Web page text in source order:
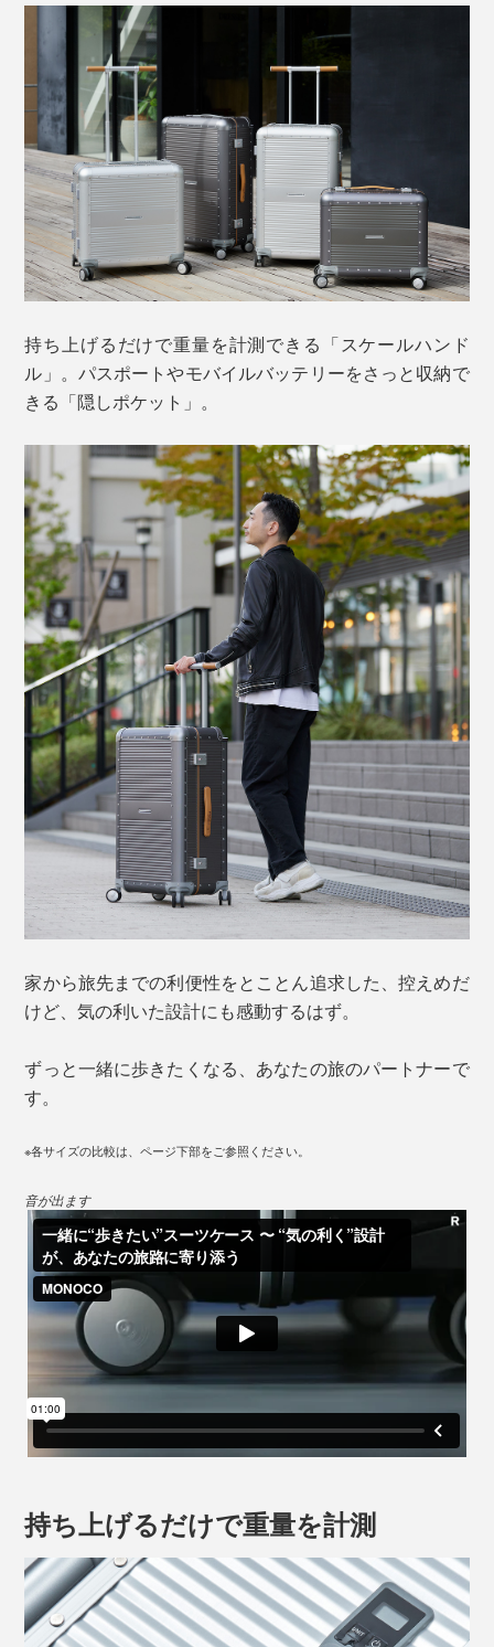
持ち上げるだけで重量を計測できる「スケールハンド
ル」。パスポートやモバイルバッテリーをさっと収納で
きる「隠しポケット」。
家から旅先までの利便性をとことん追求した、控えめだ
けど、気の利いた設計にも感動するはず。
ずっと一緒に歩きたくなる、あなたの旅のパートナーで
す。
※各サイズの比較は、ページ下部をご参照ください。
音が出ます
持ち上げるだけで重量を計測